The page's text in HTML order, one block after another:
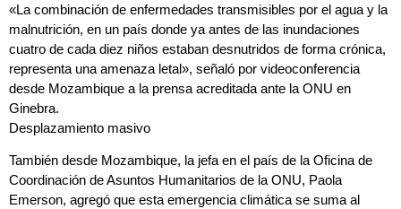
«La combinación de enfermedades transmisibles por el agua y la
malnutrición, en un país donde ya antes de las inundaciones
cuatro de cada diez niños estaban desnutridos de forma crónica,
representa una amenaza letal», señaló por videoconferencia
desde Mozambique a la prensa acreditada ante la ONU en
Ginebra.
Desplazamiento masivo
También desde Mozambique, la jefa en el país de la Oficina de
Coordinación de Asuntos Humanitarios de la ONU, Paola
Emerson, agregó que esta emergencia climática se suma al